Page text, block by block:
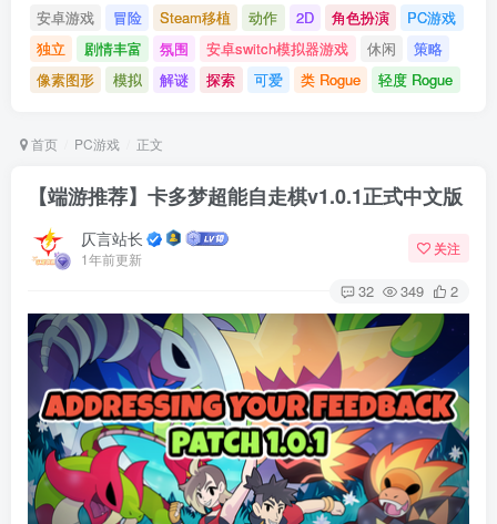
安卓游戏 冒险 Steam移植 动作 2D 角色扮演
PC游戏
独立
剧情丰富 氛围 安卓switch模拟器游戏 休闲
策略
像素图形
模拟 解谜 探索 可爱 类 Rogue 轻度 Rogue
首页 PC游戏 正文
【端游推荐】卡多梦超能自走棋v1.0.1正式中文版
仄言站长
1年前更新
关注
32 349 2